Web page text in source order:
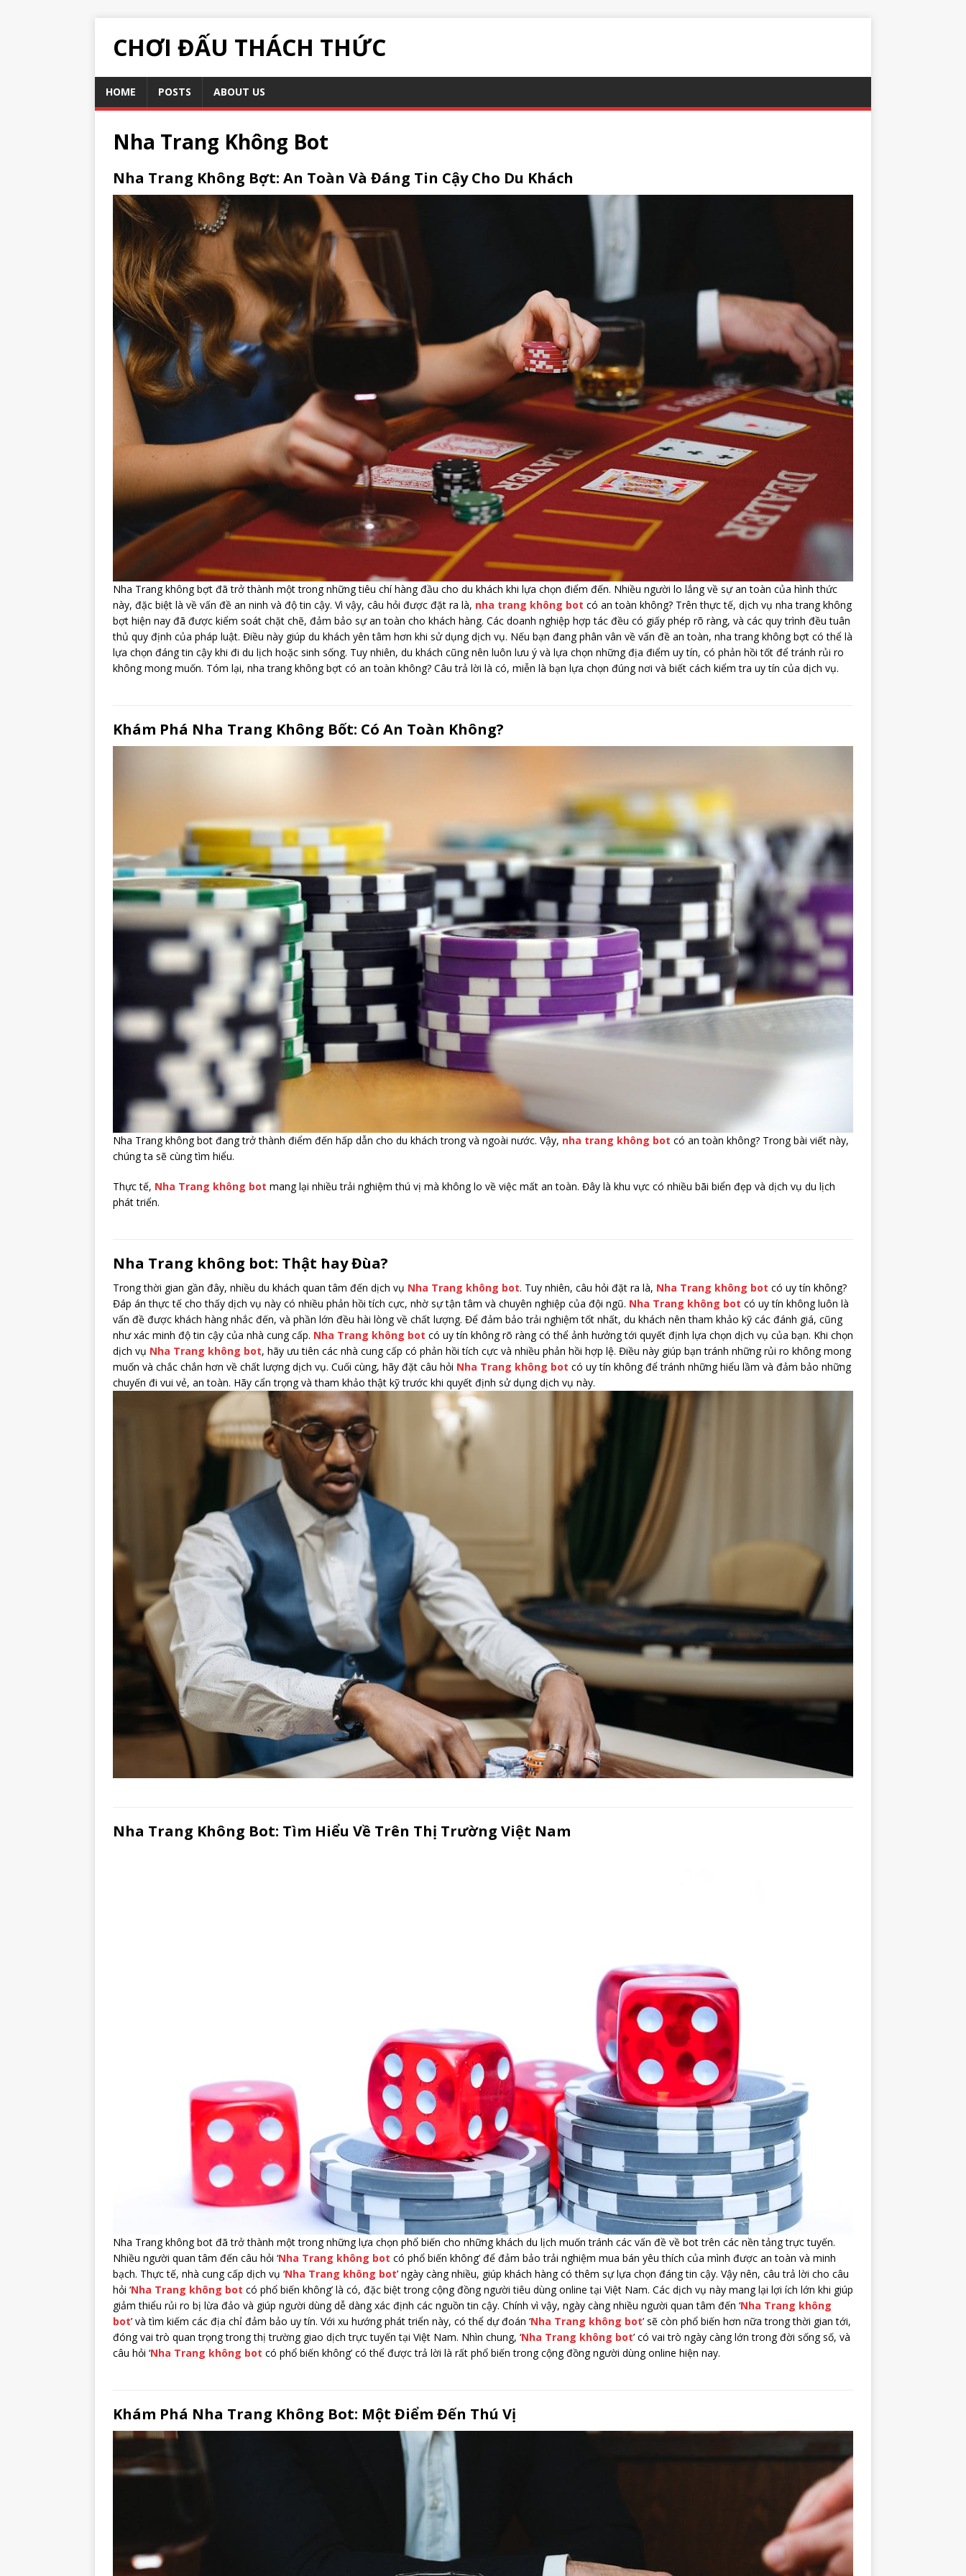
CHƠI ĐẤU THÁCH THỨC
HOME POSTS ABOUT US
Nha Trang Không Bot
Nha Trang Không Bợt: An Toàn Và Đáng Tin Cậy Cho Du Khách
Nha Trang không bợt đã trở thành một trong những tiêu chí hàng đầu cho du khách khi lựa chọn điểm đến. Nhiều người lo lắng về sự an toàn của hình thức
này, đặc biệt là về vấn đề an ninh và độ tin cậy. Vì vậy, câu hỏi được đặt ra là, nha trang không bot có an toàn không? Trên thực tế, dịch vụ nha trang không
bợt hiện nay đã được kiểm soát chặt chẽ, đảm bảo sự an toàn cho khách hàng. Các doanh nghiệp hợp tác đều có giấy phép rõ ràng, và các quy trình đều tuân
thủ quy định của pháp luật. Điều này giúp du khách yên tâm hơn khi sử dụng dịch vụ. Nếu bạn đang phân vân về vấn đề an toàn, nha trang không bợt có thể là
lựa chọn đáng tin cậy khi đi du lịch hoặc sinh sống. Tuy nhiên, du khách cũng nên luôn lưu ý và lựa chọn những địa điểm uy tín, có phản hồi tốt để tránh rủi ro
không mong muốn. Tóm lại, nha trang không bợt có an toàn không? Câu trả lời là có, miễn là bạn lựa chọn đúng nơi và biết cách kiểm tra uy tín của dịch vụ.
Khám Phá Nha Trang Không Bốt: Có An Toàn Không?
Nha Trang không bot đang trở thành điểm đến hấp dẫn cho du khách trong và ngoài nước. Vậy, nha trang không bot có an toàn không? Trong bài viết này,
chúng ta sẽ cùng tìm hiểu.
Thực tế, Nha Trang không bot mang lại nhiều trải nghiệm thú vị mà không lo về việc mất an toàn. Đây là khu vực có nhiều bãi biển đẹp và dịch vụ du lịch
phát triển.
Nha Trang không bot: Thật hay Đùa?
Trong thời gian gần đây, nhiều du khách quan tâm đến dịch vụ Nha Trang không bot. Tuy nhiên, câu hỏi đặt ra là, Nha Trang không bot có uy tín không?
Đáp án thực tế cho thấy dịch vụ này có nhiều phản hồi tích cực, nhờ sự tận tâm và chuyên nghiệp của đội ngũ. Nha Trang không bot có uy tín không luôn là
vấn đề được khách hàng nhắc đến, và phần lớn đều hài lòng về chất lượng. Để đảm bảo trải nghiệm tốt nhất, du khách nên tham khảo kỹ các đánh giá, cũng
như xác minh độ tin cậy của nhà cung cấp. Nha Trang không bot có uy tín không rõ ràng có thể ảnh hưởng tới quyết định lựa chọn dịch vụ của bạn. Khi chọn
dịch vụ Nha Trang không bot, hãy ưu tiên các nhà cung cấp có phản hồi tích cực và nhiều phản hồi hợp lệ. Điều này giúp bạn tránh những rủi ro không mong
muốn và chắc chắn hơn về chất lượng dịch vụ. Cuối cùng, hãy đặt câu hỏi Nha Trang không bot có uy tín không để tránh những hiểu lầm và đảm bảo những
chuyến đi vui vẻ, an toàn. Hãy cẩn trọng và tham khảo thật kỹ trước khi quyết định sử dụng dịch vụ này.
Nha Trang Không Bot: Tìm Hiểu Về Trên Thị Trường Việt Nam
Nha Trang không bot đã trở thành một trong những lựa chọn phổ biến cho những khách du lịch muốn tránh các vấn đề về bot trên các nền tảng trực tuyến.
Nhiều người quan tâm đến câu hỏi ‘Nha Trang không bot có phổ biến không’ để đảm bảo trải nghiệm mua bán yêu thích của mình được an toàn và minh
bạch. Thực tế, nhà cung cấp dịch vụ ‘Nha Trang không bot’ ngày càng nhiều, giúp khách hàng có thêm sự lựa chọn đáng tin cậy. Vậy nên, câu trả lời cho câu
hỏi ‘Nha Trang không bot có phổ biến không’ là có, đặc biệt trong cộng đồng người tiêu dùng online tại Việt Nam. Các dịch vụ này mang lại lợi ích lớn khi giúp
giảm thiểu rủi ro bị lừa đảo và giúp người dùng dễ dàng xác định các nguồn tin cậy. Chính vì vậy, ngày càng nhiều người quan tâm đến ‘Nha Trang không
bot’ và tìm kiếm các địa chỉ đảm bảo uy tín. Với xu hướng phát triển này, có thể dự đoán ‘Nha Trang không bot’ sẽ còn phổ biến hơn nữa trong thời gian tới,
đóng vai trò quan trọng trong thị trường giao dịch trực tuyến tại Việt Nam. Nhìn chung, ‘Nha Trang không bot’ có vai trò ngày càng lớn trong đời sống số, và
câu hỏi ‘Nha Trang không bot có phổ biến không’ có thể được trả lời là rất phổ biến trong cộng đồng người dùng online hiện nay.
Khám Phá Nha Trang Không Bot: Một Điểm Đến Thú Vị